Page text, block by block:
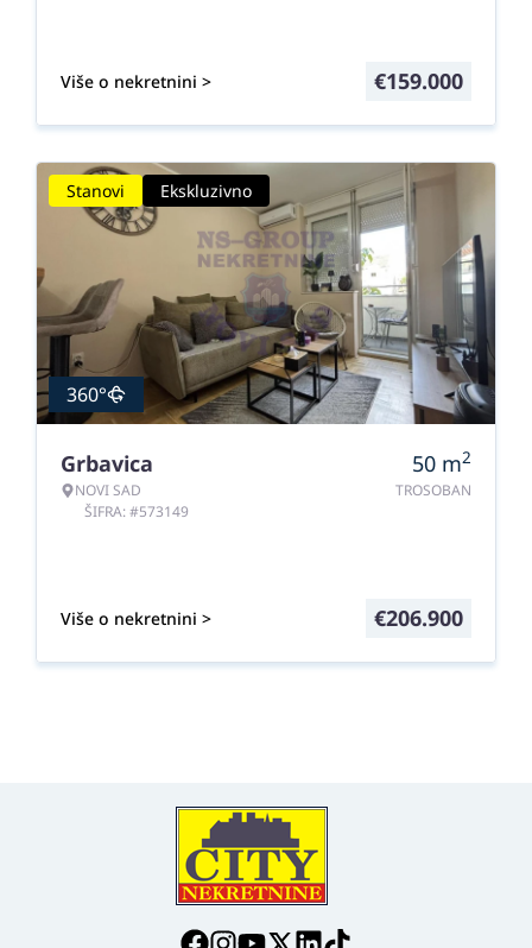
Više o nekretnini > €159.000
Stanovi Ekskluzivno
360°
Grbavica
NOVI SAD
ŠIFRA: #573149
50 m2
TROSOBAN
Više o nekretnini > €206.900